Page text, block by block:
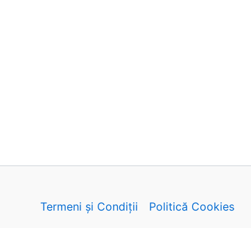
Termeni și Condiții Politică Cookies